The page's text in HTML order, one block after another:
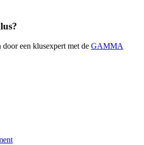
een klusexpert met de GAMMA